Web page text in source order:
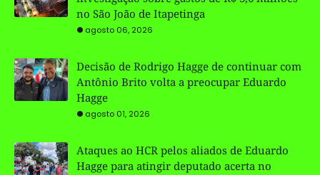
no São João de Itapetinga
agosto 06, 2026
Decisão de Rodrigo Hagge de continuar com
Antônio Brito volta a preocupar Eduardo
Hagge
agosto 01, 2026
Ataques ao HCR pelos aliados de Eduardo
Hagge para atingir deputado acerta no